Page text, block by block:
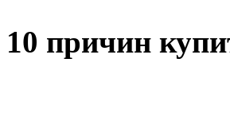
10 причин